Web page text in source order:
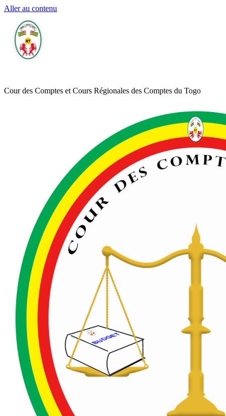
Aller au contenu
Cour des Comptes et Cours Régionales des Comptes du Togo